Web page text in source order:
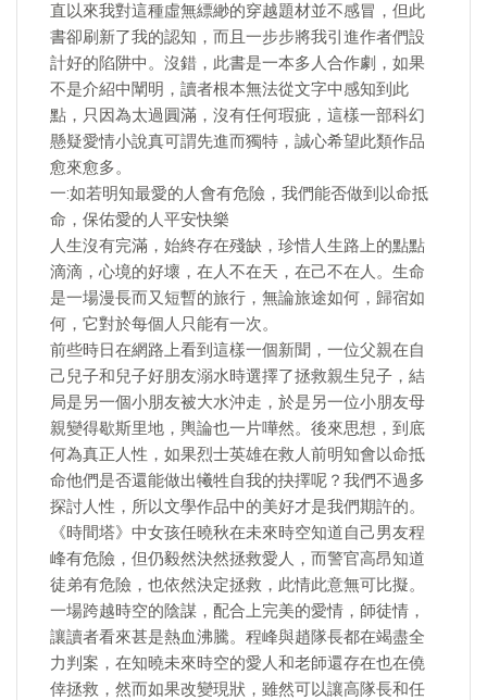
直以來我對這種虛無縹緲的穿越題材並不感冒，但此
書卻刷新了我的認知，而且一步步將我引進作者們設
計好的陷阱中。沒錯，此書是一本多人合作劇，如果
不是介紹中闡明，讀者根本無法從文字中感知到此
點，只因為太過圓滿，沒有任何瑕疵，這樣一部科幻
懸疑愛情小說真可謂先進而獨特，誠心希望此類作品
愈來愈多。
一:如若明知最愛的人會有危險，我們能否做到以命抵
命，保佑愛的人平安快樂
人生沒有完滿，始終存在殘缺，珍惜人生路上的點點
滴滴，心境的好壞，在人不在天，在己不在人。生命
是一場漫長而又短暫的旅行，無論旅途如何，歸宿如
何，它對於每個人只能有一次。
前些時日在網路上看到這樣一個新聞，一位父親在自
己兒子和兒子好朋友溺水時選擇了拯救親生兒子，結
局是另一個小朋友被大水沖走，於是另一位小朋友母
親變得歇斯里地，輿論也一片嘩然。後來思想，到底
何為真正人性，如果烈士英雄在救人前明知會以命抵
命他們是否還能做出犧牲自我的抉擇呢？我們不過多
探討人性，所以文學作品中的美好才是我們期許的。
《時間塔》中女孩任曉秋在未來時空知道自己男友程
峰有危險，但仍毅然決然拯救愛人，而警官高昂知道
徒弟有危險，也依然決定拯救，此情此意無可比擬。
一場跨越時空的陰謀，配合上完美的愛情，師徒情，
讓讀者看來甚是熱血沸騰。程峰與趙隊長都在竭盡全
力判案，在知曉未來時空的愛人和老師還存在也在僥
倖拯救，然而如果改變現狀，雖然可以讓高隊長和任